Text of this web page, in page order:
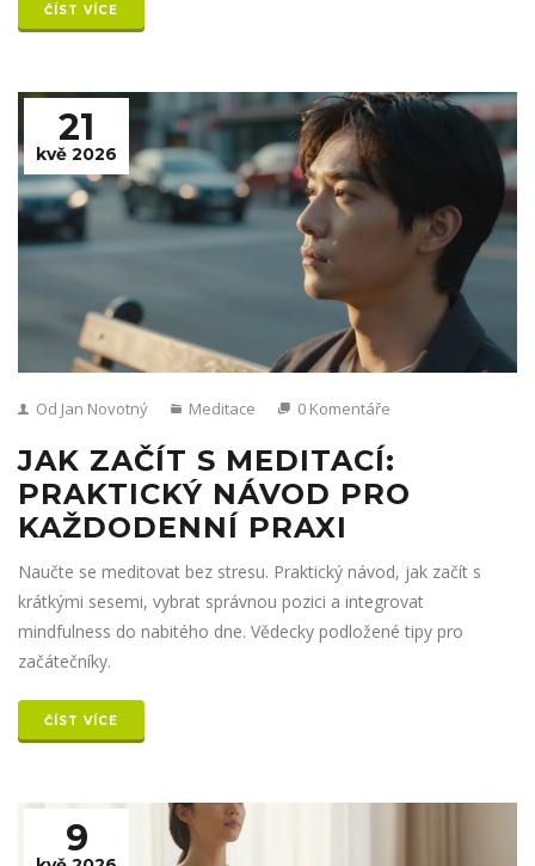
ČÍST VÍCE
21
kvě 2026
Od Jan Novotný Meditace 0 Komentáře
JAK ZAČÍT S MEDITACÍ:
PRAKTICKÝ NÁVOD PRO
KAŽDODENNÍ PRAXI
Naučte se meditovat bez stresu. Praktický návod, jak začít s
krátkými sesemi, vybrat správnou pozici a integrovat
mindfulness do nabitého dne. Vědecky podložené tipy pro
začátečníky.
ČÍST VÍCE
9